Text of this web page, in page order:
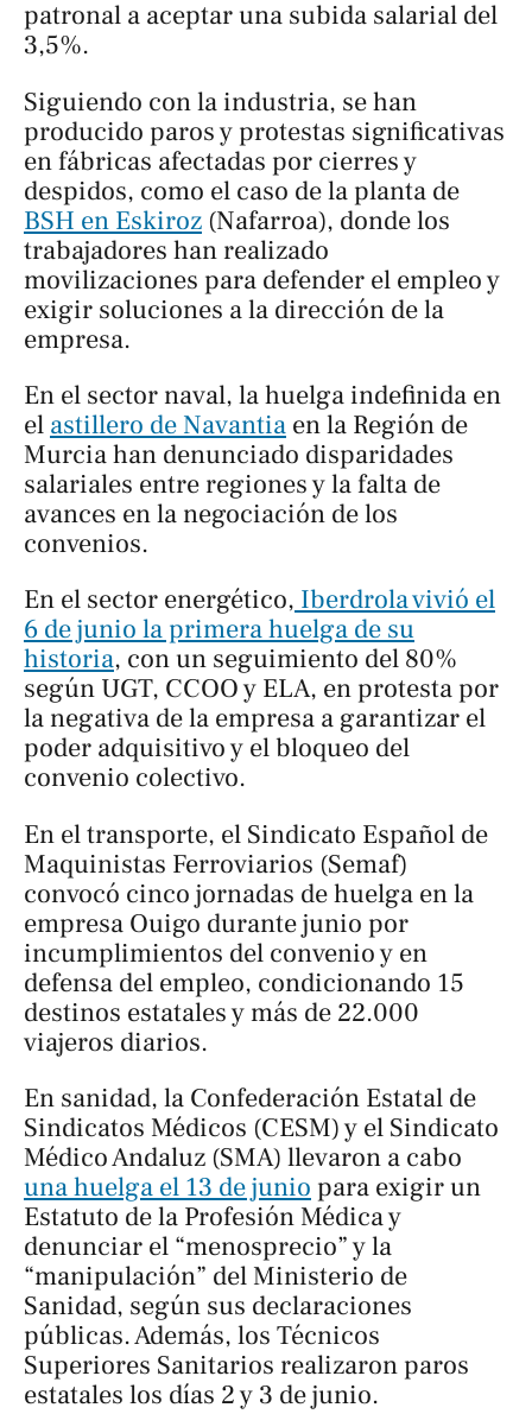
patronal a aceptar una subida salarial del
3,5%.
Siguiendo con la industria, se han
producido paros y protestas significativas
en fábricas afectadas por cierres y
despidos, como el caso de la planta de
BSH en Eskiroz (Nafarroa), donde los
trabajadores han realizado
movilizaciones para defender el empleo y
exigir soluciones a la dirección de la
empresa.
En el sector naval, la huelga indefinida en
el astillero de Navantia en la Región de
Murcia han denunciado disparidades
salariales entre regiones y la falta de
avances en la negociación de los
convenios.
En el sector energético, Iberdrola vivió el
6 de junio la primera huelga de su
historia, con un seguimiento del 80%
según UGT, CCOO y ELA, en protesta por
la negativa de la empresa a garantizar el
poder adquisitivo y el bloqueo del
convenio colectivo.
En el transporte, el Sindicato Español de
Maquinistas Ferroviarios (Semaf)
convocó cinco jornadas de huelga en la
empresa Ouigo durante junio por
incumplimientos del convenio y en
defensa del empleo, condicionando 15
destinos estatales y más de 22.000
viajeros diarios.
En sanidad, la Confederación Estatal de
Sindicatos Médicos (CESM) y el Sindicato
Médico Andaluz (SMA) llevaron a cabo
una huelga el 13 de junio para exigir un
Estatuto de la Profesión Médica y
denunciar el “menosprecio” y la
“manipulación” del Ministerio de
Sanidad, según sus declaraciones
públicas. Además, los Técnicos
Superiores Sanitarios realizaron paros
estatales los días 2 y 3 de junio.